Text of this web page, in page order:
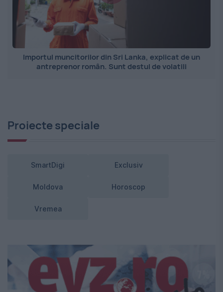
Importul muncitorilor din Sri Lanka, explicat de un
antreprenor român. Sunt destul de volatili
Proiecte speciale
SmartDigi Exclusiv
Moldova Horoscop
Vremea